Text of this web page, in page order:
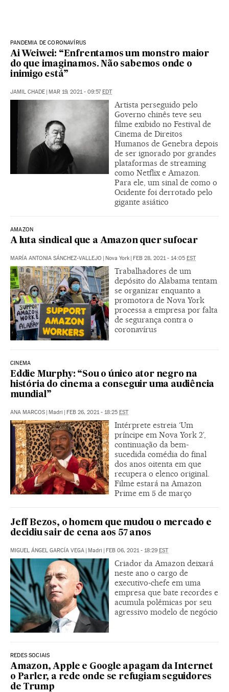
PANDEMIA DE CORONAVÍRUS
Ai Weiwei: “Enfrentamos um monstro maior
do que imaginamos. Não sabemos onde o
inimigo está”
JAMIL CHADE | MAR 19, 2021 - 09:57EDT
Artista perseguido pelo
Governo chinês teve seu
filme exibido no Festival de
Cinema de Direitos
Humanos de Genebra depois
de ser ignorado por grandes
plataformas de streaming
como Netflix e Amazon.
Para ele, um sinal de como o
Ocidente foi derrotado pelo
gigante asiático
AMAZON
A luta sindical que a Amazon quer sufocar
MARÍA ANTONIA SÁNCHEZ-VALLEJO | Nova York | FEB 28, 2021 - 14:05 EST
Trabalhadores de um
depósito do Alabama tentam
se organizar enquanto a
promotora de Nova York
processa a empresa por falta
de segurança contra o
coronavírus
CINEMA
Eddie Murphy: “Sou o único ator negro na
história do cinema a conseguir uma audiência
mundial”
ANA MARCOS | Madri | FEB 26, 2021 - 18:25 EST
Intérprete estreia ‘Um
príncipe em Nova York 2’,
continuação da bem-
sucedida comédia do final
dos anos oitenta em que
recupera o elenco original.
Filme estará na Amazon
Prime em 5 de março
Jeff Bezos, o homem que mudou o mercado e
decidiu sair de cena aos 57 anos
MIGUEL ÁNGEL GARCÍA VEGA | Madri | FEB 06, 2021 - 18:29 EST
Criador da Amazon deixará
neste ano o cargo de
executivo-chefe em uma
empresa que bate recordes e
acumula polêmicas por seu
agressivo modelo de negócio
REDES SOCIAIS
Amazon, Apple e Google apagam da Internet
o Parler, a rede onde se refugiam seguidores
de Trump